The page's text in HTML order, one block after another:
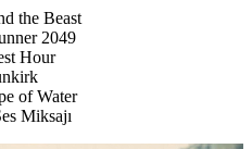
the Beast
2049
Hour
of Water
Miksajı